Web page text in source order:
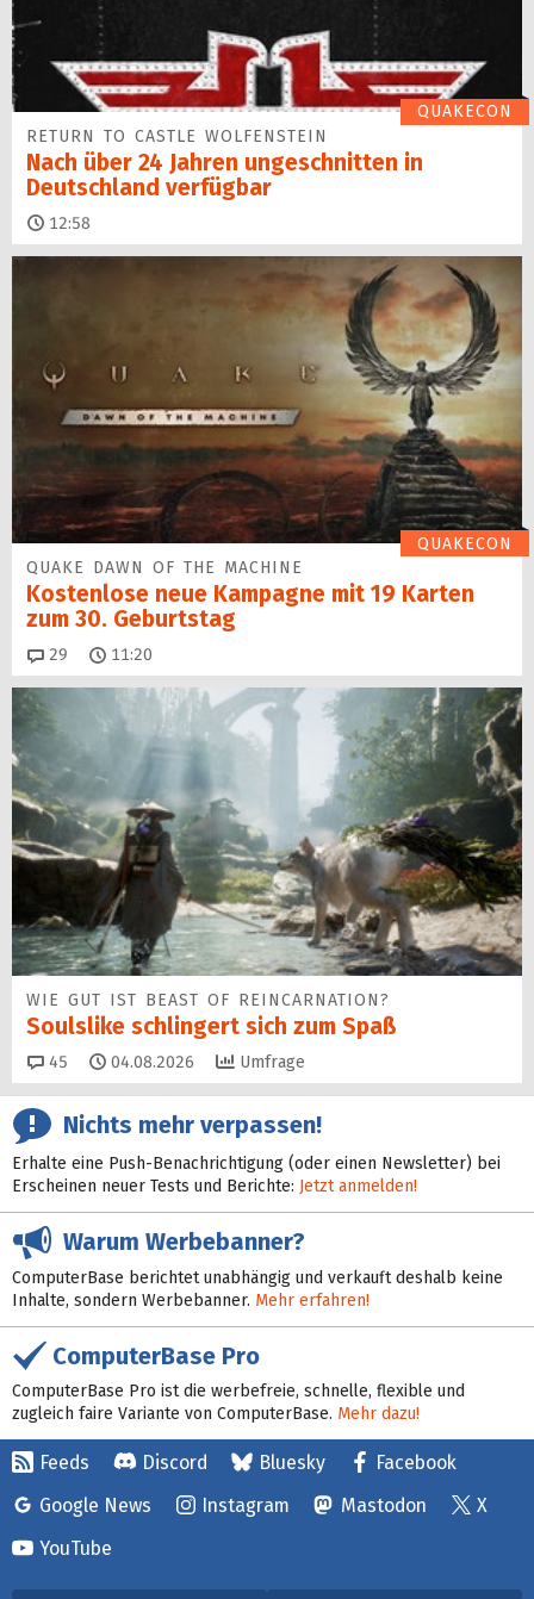
QUAKECON
RETURN TO CASTLE WOLFENSTEIN
Nach über 24 Jahren ungeschnitten in
Deutschland verfügbar
12:58
QUAKECON
QUAKE DAWN OF THE MACHINE
Kostenlose neue Kampagne mit 19 Karten
zum 30. Geburtstag
29 Kommentare
11:20
WIE GUT IST BEAST OF REINCARNATION?
Soulslike schlingert sich zum Spaß
45 Kommentare
04.08.2026 Umfrage
Nichts mehr verpassen!
Erhalte eine Push-Benachrichtigung (oder einen Newsletter) bei
Erscheinen neuer Tests und Berichte: Jetzt anmelden!
Warum Werbebanner?
ComputerBase berichtet unabhängig und verkauft deshalb keine
Inhalte, sondern Werbebanner. Mehr erfahren!
ComputerBase Pro
ComputerBase Pro ist die werbefreie, schnelle, flexible und
zugleich faire Variante von ComputerBase. Mehr dazu!
Feeds Discord Bluesky
Facebook
Google News
Instagram Mastodon
X
YouTube